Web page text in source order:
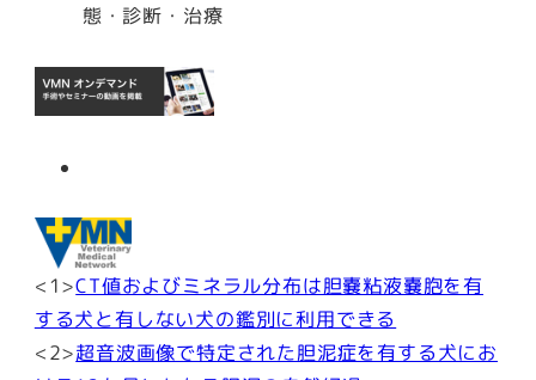
態・診断・治療
<1>CT値およびミネラル分布は胆嚢粘液嚢胞を有
する犬と有しない犬の鑑別に利用できる
<2>超音波画像で特定された胆泥症を有する犬にお